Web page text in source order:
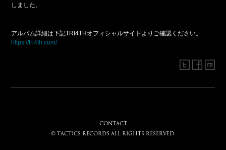
しました。
アルバム詳細は下記TRI4THオフィシャルサイトよりご確認ください。
https://tri4th.com/
CONTACT
© tactics records all rights reserved.